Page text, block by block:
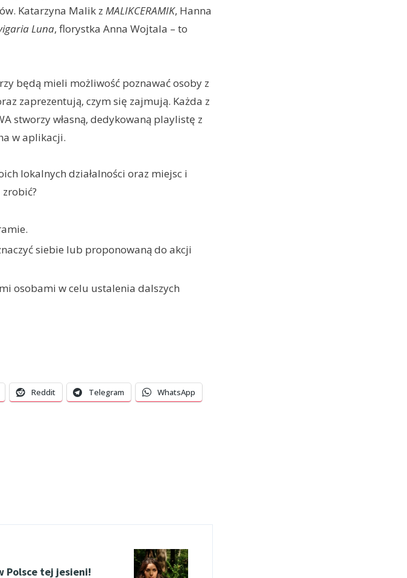
Katarzyna Malik z MALIKCERAMIK, Hanna
Luna, florystka Anna Wojtala – to
będą mieli możliwość poznawać osoby z
zaprezentują, czym się zajmują. Każda z
stworzy własną, dedykowaną playlistę z
w aplikacji.
lokalnych działalności oraz miejsc i
siebie lub proponowaną do akcji
osobami w celu ustalenia dalszych
Reddit Telegram WhatsApp
Polsce tej jesieni!